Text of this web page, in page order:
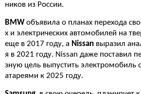
ников из России.
BMW объявила о планах перехода
х и электрических автомобилей на
еще в 2017 году, а Nissan выразил
я в 2021 году. Nissan даже поставил
зную цель выпустить электромобиль
атареями к 2025 году.